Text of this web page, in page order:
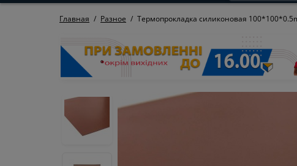
Главная Разное Термопрокладка силиконовая